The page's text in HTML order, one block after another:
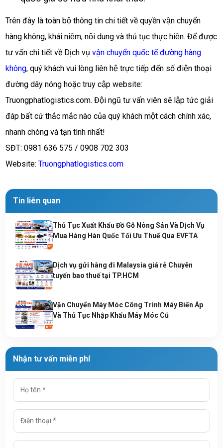
Trên đây là toàn bộ thông tin chi tiết về quyền vận chuyển
hàng không, khái niệm, nội dung và thủ tục thực hiện. Để được
tư vấn chi tiết về Dịch vụ vận chuyển quốc tế đường hàng
không, quý khách vui lòng liên hệ trực tiếp đến số điện thoại
đường dây nóng hoặc truy cập website:
Truongphatlogistics.com. Đội ngũ tư vấn viên sẽ lập tức giải
đáp bất cứ thắc mắc nào của quý khách một cách chính xác,
nhanh chóng và tạn tình nhất!
SĐT: 0981 636 575 / 0908 702 303
Website: Truongphatlogistics.com
Tin liên quan
Thủ Tục Xuất Khẩu Đồ Gỗ Nông Sản Và Dịch Vụ
Mua Hàng Hàn Quốc Tối Ưu Thuế Qua EVFTA
Dịch vụ gửi hàng đi Malaysia giá rẻ Chuyên
tuyến bao thuế tại TP.HCM
Vận Chuyển Máy Móc Công Trình Máy Biến Áp
Và Thủ Tục Nhập Khẩu Máy Móc Cũ
Nhận tư vấn miễn phí